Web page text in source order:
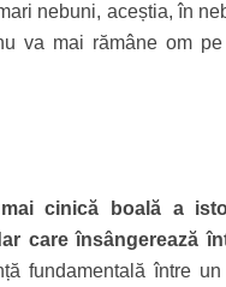
nebuni, aceștia, în
va mai rămâne om
cinică boală a
care însângerează
fundamentală între